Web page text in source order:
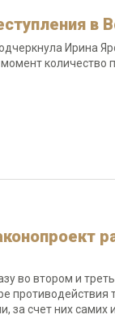
в
Ирина
количество
во втором и
противодействия
за счет них самих